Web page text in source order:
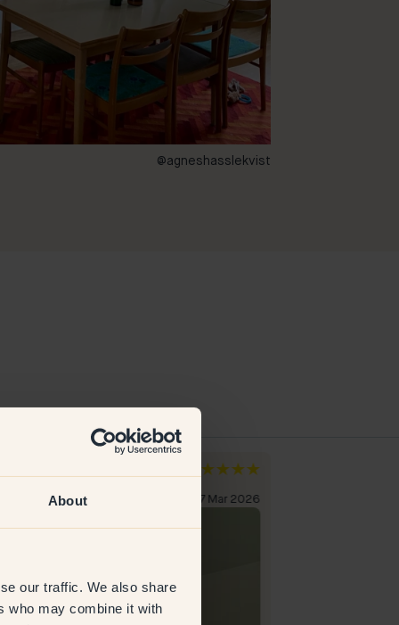
About
our traffic. We also share
who may combine it with
@agneshasslekvist
klant
17 Mar 2026